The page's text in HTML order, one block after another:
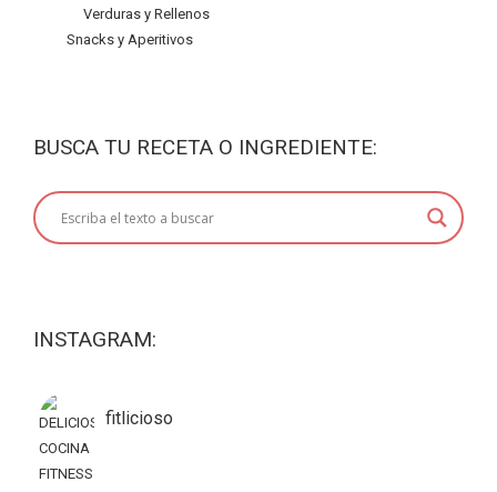
Verduras y Rellenos
Snacks y Aperitivos
BUSCA TU RECETA O INGREDIENTE:
INSTAGRAM:
fitlicioso